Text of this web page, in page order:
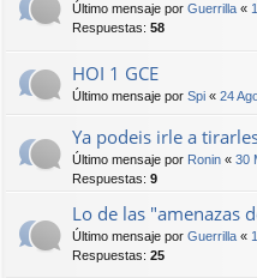
Último mensaje por Guerrilla «
Respuestas: 58
HOI 1 GCE
Último mensaje por Spi « 24
Ya podeis irle a
Último mensaje por Ronin « 30
Respuestas: 9
Lo de las "amenazas
Último mensaje por Guerrilla «
Respuestas: 25